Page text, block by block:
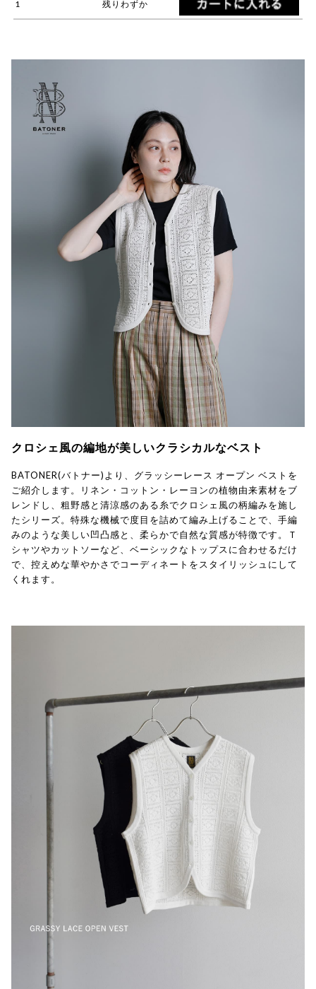
1 残りわずか
クロシェ風の編地が美しいクラシカルなベスト
BATONER(バトナー)より、グラッシーレース オープン ベストを
ご紹介します。リネン・コットン・レーヨンの植物由来素材をブ
レンドし、粗野感と清涼感のある糸でクロシェ風の柄編みを施し
たシリーズ。特殊な機械で度目を詰めて編み上げることで、手編
みのような美しい凹凸感と、柔らかで自然な質感が特徴です。Ｔ
シャツやカットソーなど、ベーシックなトップスに合わせるだけ
で、控えめな華やかさでコーディネートをスタイリッシュにして
くれます。